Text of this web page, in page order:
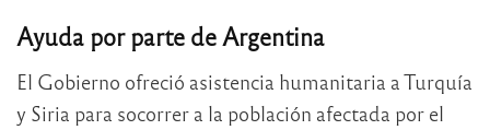
Ayuda por parte de Argentina
El Gobierno ofreció asistencia humanitaria a Turquía
y Siria para socorrer a la población afectada por el